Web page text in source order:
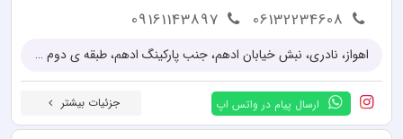
06132234608
09161143897
اهواز، نادری، نبش خیابان ادهم، جنب پارکینگ ادهم، طبقه ی دوم پاساژ شفیعی نژاد
ارسال پیام در واتس اپ جزئیات بیشتر